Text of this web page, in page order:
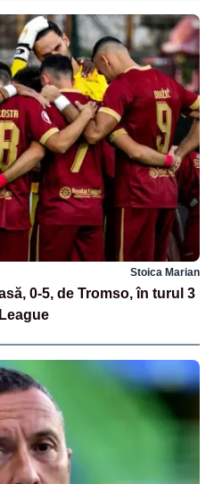
Stoica Marian
0-5, de Tromso, în turul 3